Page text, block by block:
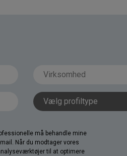
må behandle mine
Når du modtager vores
til at optimere